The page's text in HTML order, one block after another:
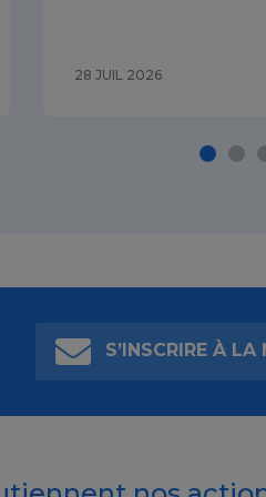
28 JUIL 2026
S’INSCRIRE À